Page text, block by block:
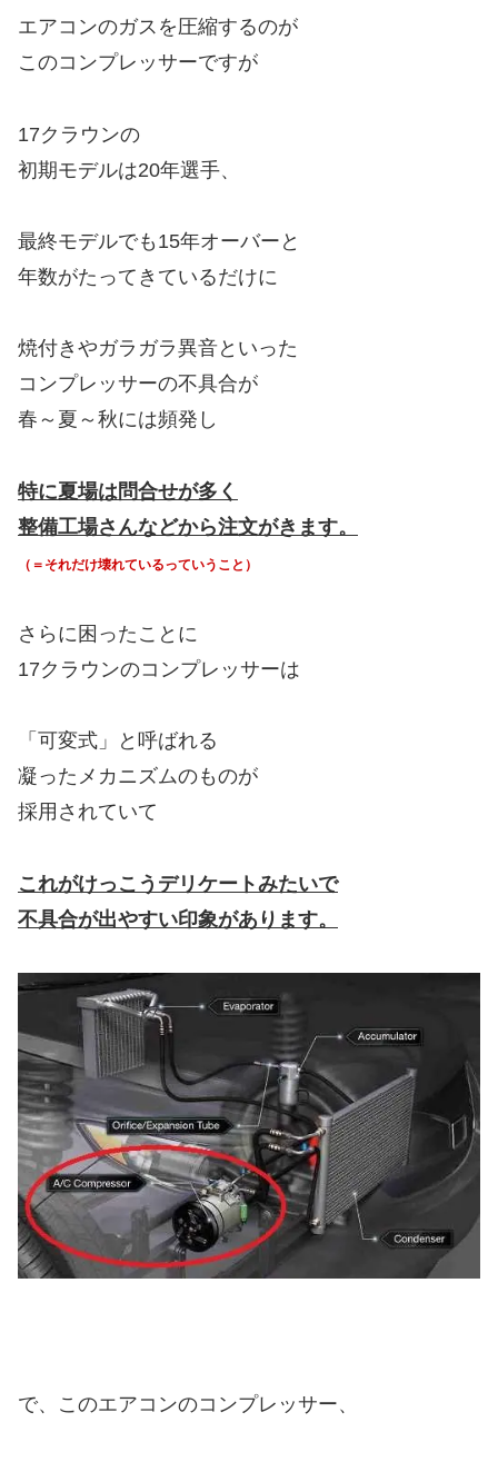
エアコンのガスを圧縮するのが
このコンプレッサーですが
17クラウンの
初期モデルは20年選手、
最終モデルでも15年オーバーと
年数がたってきているだけに
焼付きやガラガラ異音といった
コンプレッサーの不具合が
春～夏～秋には頻発し
特に夏場は問合せが多く
整備工場さんなどから注文がきます。
（＝それだけ壊れているっていうこと）
さらに困ったことに
17クラウンのコンプレッサーは
「可変式」と呼ばれる
凝ったメカニズムのものが
採用されていて
これがけっこうデリケートみたいで
不具合が出やすい印象があります。
で、このエアコンのコンプレッサー、